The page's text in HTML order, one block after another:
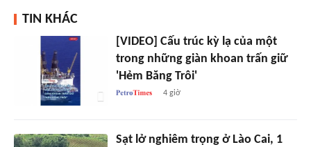
TIN KHÁC
[VIDEO] Cấu trúc kỳ lạ của một
trong những giàn khoan trấn giữ
'Hẻm Băng Trôi'
4 giờ
Sạt lở nghiêm trọng ở Lào Cai, 1